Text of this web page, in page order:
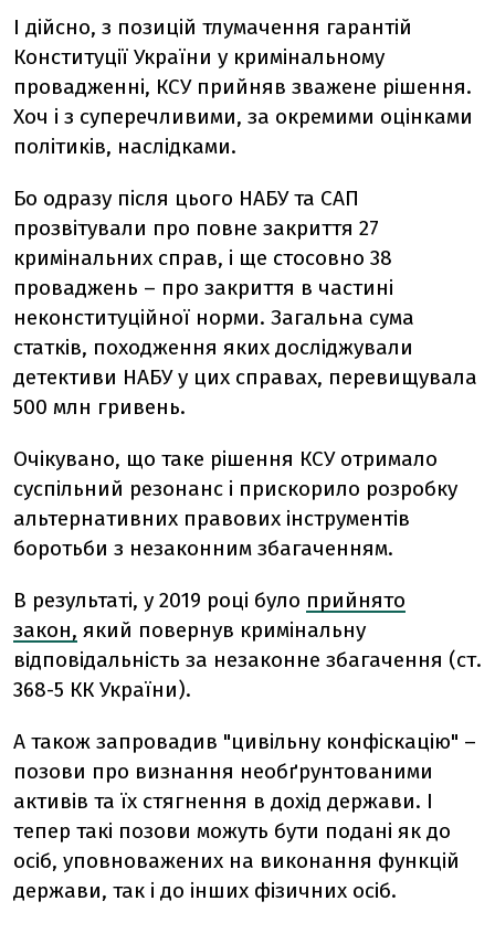
І дійсно, з позицій тлумачення гарантій
Конституції України у кримінальному
провадженні, КСУ прийняв зважене рішення.
Хоч і з суперечливими, за окремими оцінками
політиків, наслідками.
Бо одразу після цього НАБУ та САП
прозвітували про повне закриття 27
кримінальних справ, і ще стосовно 38
проваджень – про закриття в частині
неконституційної норми. Загальна сума
статків, походження яких досліджували
детективи НАБУ у цих справах, перевищувала
500 млн гривень.
Очікувано, що таке рішення КСУ отримало
суспільний резонанс і прискорило розробку
альтернативних правових інструментів
боротьби з незаконним збагаченням.
В результаті, у 2019 році було прийнято
закон, який повернув кримінальну
відповідальність за незаконне збагачення (ст.
368-5 КК України).
А також запровадив "цивільну конфіскацію" –
позови про визнання необґрунтованими
активів та їх стягнення в дохід держави. І
тепер такі позови можуть бути подані як до
осіб, уповноважених на виконання функцій
держави, так і до інших фізичних осіб.